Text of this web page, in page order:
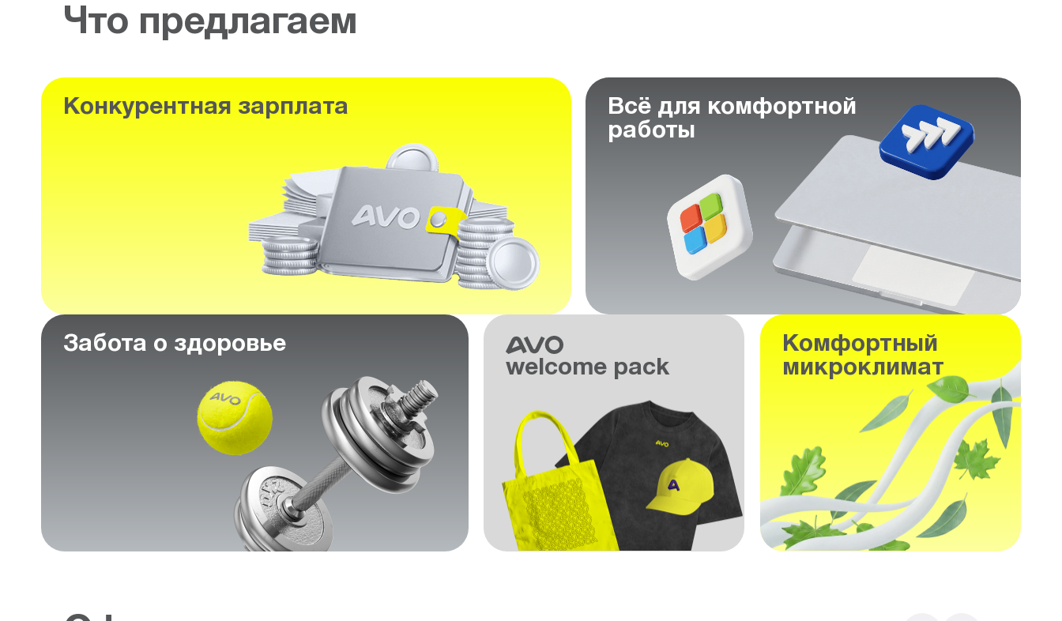
Что предлагаем
Конкурентная зарплата
Всё для комфортной
работы
Забота о здоровье
welcome pack
Комфортный
микроклимат